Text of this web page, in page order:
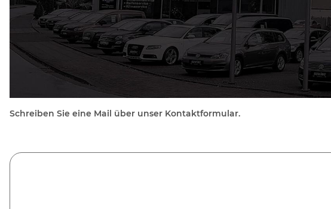
Schreiben Sie eine Mail über unser Kontaktformular.